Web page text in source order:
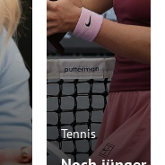
Tennis